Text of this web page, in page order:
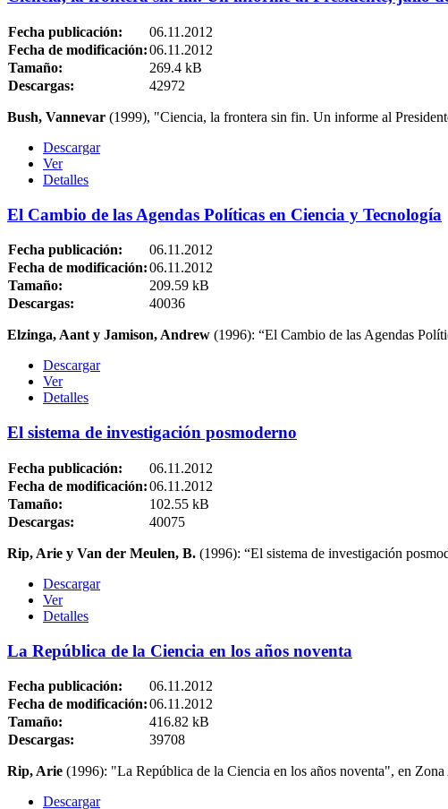
Fecha publicación:
06.11.2012
Fecha de modificación:06.11.2012
Tamaño:
269.4 kB
Descargas:
42972
Bush, Vannevar (1999), "Ciencia, la frontera sin fin. Un informe al
Descargar
Ver
Detalles
El Cambio de las Agendas Políticas en Ciencia y Tecnología
Fecha publicación:
06.11.2012
Fecha de modificación:06.11.2012
Tamaño:
209.59 kB
Descargas:
40036
Elzinga, Aant y Jamison, Andrew (1996): “El Cambio de las Agendas
Descargar
Ver
Detalles
El sistema de investigación posmoderno
Fecha publicación:
06.11.2012
Fecha de modificación:06.11.2012
Tamaño:
102.55 kB
Descargas:
40075
Rip, Arie y Van der Meulen, B. (1996): “El sistema de investigación
Descargar
Ver
Detalles
La República de la Ciencia en los años noventa
Fecha publicación:
06.11.2012
Fecha de modificación:06.11.2012
Tamaño:
416.82 kB
Descargas:
39708
Rip, Arie (1996): "La República de la Ciencia en los años noventa", en
Descargar